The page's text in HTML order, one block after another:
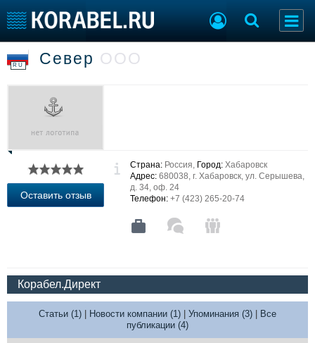
Судостроение
Новости
Компании
Репутация
Работа
Крюинг
Журнал
Реклама
Торговая площадка
Услуги
Личности
Словарь
Форум
Отзывы
Все службы
RU Север ООО
Оставить отзыв
Страна: Россия, Город: Хабаровск
Адрес: 680038, г. Хабаровск, ул. Серышева,
д. 34, оф. 24
Телефон: +7 (423) 265-20-74
Корабел.Директ
Статьи (1) Новости компании (1) Упоминания (3)
Все
публикации (4)